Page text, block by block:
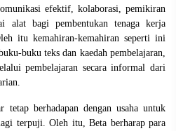
efektif, kolaborasi, pemikiran
alat bagi pembentukan tenaga kerja
itu kemahiran-kemahiran seperti ini
buku teks dan kaedah pembelajaran,
pembelajaran secara informal dari
tetap berhadapan dengan usaha untuk
terpuji. Oleh itu, Beta berharap para